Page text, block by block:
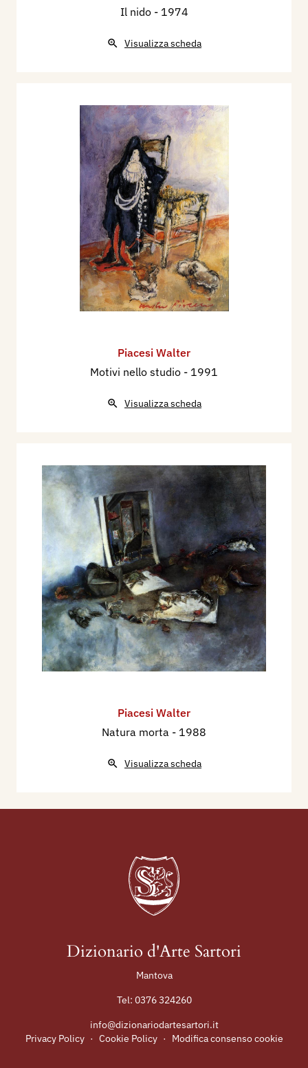
Il nido - 1974
Visualizza scheda
Piacesi Walter
Motivi nello studio - 1991
Visualizza scheda
Piacesi Walter
Natura morta - 1988
Visualizza scheda
Dizionario d'Arte Sartori
Mantova
Tel: 0376 324260
info@dizionariodartesartori.it
Privacy Policy · Cookie Policy · Modifica consenso cookie